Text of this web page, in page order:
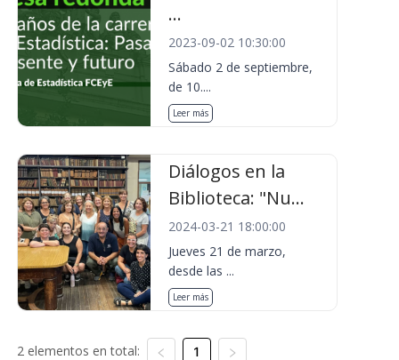
...
2023-09-02 10:30:00
Sábado 2 de septiembre,
de 10....
Leer más
Diálogos en la
Biblioteca: "Nu...
2024-03-21 18:00:00
Jueves 21 de marzo,
desde las ...
Leer más
2 elementos en total: 1